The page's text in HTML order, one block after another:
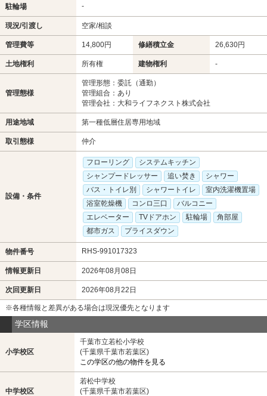
駐輪場 -
現況/引渡し 空家/相談
管理費等 14,800円 修繕積立金 26,630円
土地権利 所有権 建物権利 -
管理態様
管理形態：委託（通勤）
管理組合：あり
管理会社：大和ライフネクスト株式会社
用途地域 第一種低層住居専用地域
取引態様 仲介
設備・条件
フローリング
システムキッチン
シャンプードレッサー
追い焚き
シャワー
バス・トイレ別
シャワートイレ
室内洗濯機置場
浴室乾燥機
コンロ三口
バルコニー
エレベーター
TVドアホン 駐輪場
角部屋
都市ガス
プライスダウン
物件番号 RHS-991017323
情報更新日 2026年08月08日
次回更新日 2026年08月22日
※各種情報と差異がある場合は現況優先となります
学区情報
小学校区
千葉市立若松小学校
(千葉県千葉市若葉区)
この学区の他の物件を見る
中学校区
若松中学校
(千葉県千葉市若葉区)